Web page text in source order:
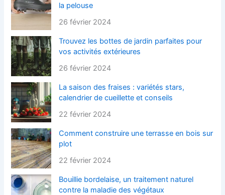
la pelouse
26 février 2024
Trouvez les bottes de jardin parfaites pour
vos activités extérieures
26 février 2024
La saison des fraises : variétés stars,
calendrier de cueillette et conseils
22 février 2024
Comment construire une terrasse en bois sur
plot
22 février 2024
Bouillie bordelaise, un traitement naturel
contre la maladie des végétaux